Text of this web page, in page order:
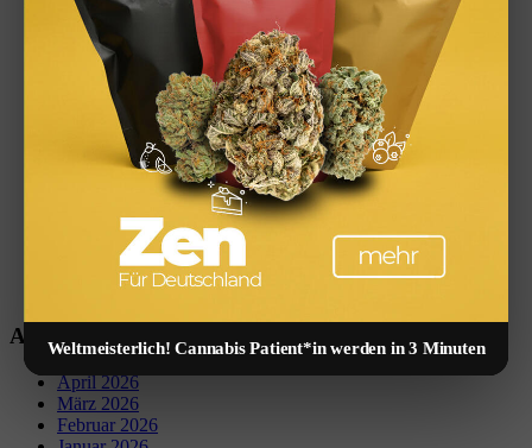
Altersvorsorge & Rente
Anbieter
Baufinanzierung
Bauzinsen
Familie & Soziales
Gehalt & Arbeit
Immobilien & Baufinanzierung
Kapitalanlage
Kredit & Schulden
Rechner & Tools
Versicherungen
Zinsen & Sparen
Zinsprognose
Archiv
April 2026
März 2026
Februar 2026
Weltmeisterlich! Cannabis Patient*in werden in 3 Minuten